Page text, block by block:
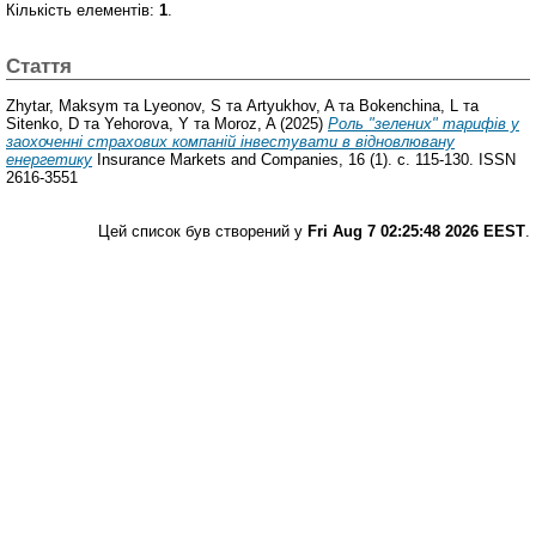
Кількість елементів: 1.
Стаття
Zhytar, Maksym та Lyeonov, S та Artyukhov, Aта Bokenchina, L
та
Sitenko, D та Yehorova, Y та Moroz, A(2025) Роль "зелених" тарифів у
заохоченні страхових компаній інвестувати в відновлювану
енергетику Insurance Markets and Companies, 16 (1). с. 115-130. ISSN
2616-3551
Цей список був створений у Fri Aug 7 02:25:48 2026 EEST